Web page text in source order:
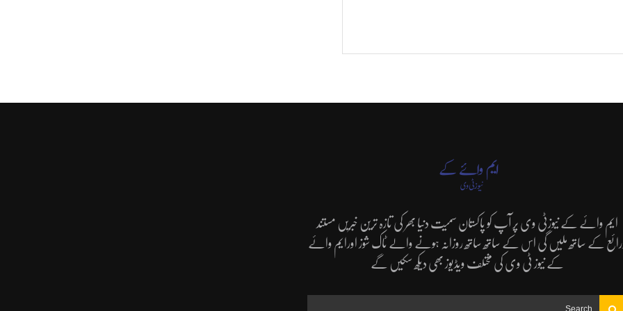
ایم وائے کے نیوزٹی وی پر آپ کو پاکستان سمیت دنیا بھر کی تازہ ترین خبریں مستند
کے ساتھ ملیں گی اس کے ساتھ ساتھ روزانہ ہونے والے ٹاک شوز اورایم وائے
کے نیوز ٹی وی کی مختلف ویڈیوز بھی دیکھ سکیں گے